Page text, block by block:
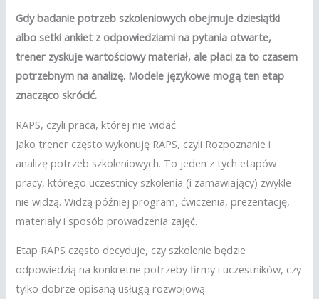
Gdy badanie potrzeb szkoleniowych obejmuje dziesiątki
albo setki ankiet z odpowiedziami na pytania otwarte,
trener zyskuje wartościowy materiał, ale płaci za to czasem
potrzebnym na analizę. Modele językowe mogą ten etap
znacząco skrócić.
RAPS, czyli praca, której nie widać
Jako trener często wykonuję RAPS, czyli Rozpoznanie i
analizę potrzeb szkoleniowych. To jeden z tych etapów
pracy, którego uczestnicy szkolenia (i zamawiający) zwykle
nie widzą. Widzą później program, ćwiczenia, prezentację,
materiały i sposób prowadzenia zajęć.
Etap RAPS często decyduje, czy szkolenie będzie
odpowiedzią na konkretne potrzeby firmy i uczestników, czy
tylko dobrze opisaną usługą rozwojową.